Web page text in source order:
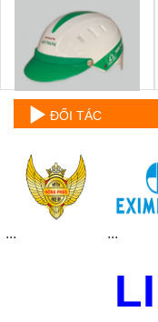
ĐỐI TÁC
... ...